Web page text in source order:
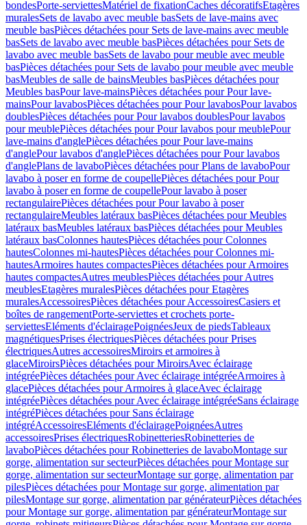
bondesPorte-serviettesMatériel de fixationCaches décoratifsEtagères
muralesSets de lavabo avec meuble basSets de lave-mains avec
meuble basPièces détachées pour Sets de lave-mains avec meuble
basSets de lavabo avec meuble basPièces détachées pour Sets de
lavabo avec meuble basSets de lavabo pour meuble avec meuble
basPièces détachées pour Sets de lavabo pour meuble avec meuble
basMeubles de salle de bainsMeubles basPièces détachées pour
Meubles basPour lave-mainsPièces détachées pour Pour lave-
mainsPour lavabosPièces détachées pour Pour lavabosPour lavabos
doublesPièces détachées pour Pour lavabos doublesPour lavabos
pour meublePièces détachées pour Pour lavabos pour meublePour
lave-mains d'anglePièces détachées pour Pour lave-mains
d'anglePour lavabos d'anglePièces détachées pour Pour lavabos
d'anglePlans de lavaboPièces détachées pour Plans de lavaboPour
lavabo à poser en forme de coupellePièces détachées pour Pour
lavabo à poser en forme de coupellePour lavabo à poser
rectangulairePièces détachées pour Pour lavabo à poser
rectangulaireMeubles latéraux basPièces détachées pour Meubles
latéraux basMeubles latéraux basPièces détachées pour Meubles
latéraux basColonnes hautesPièces détachées pour Colonnes
hautesColonnes mi-hautesPièces détachées pour Colonnes mi-
hautesArmoires hautes compactesPièces détachées pour Armoires
hautes compactesAutres meublesPièces détachées pour Autres
meublesEtagères muralesPièces détachées pour Etagères
muralesAccessoiresPièces détachées pour AccessoiresCasiers et
boîtes de rangementPorte-serviettes et crochets porte-
serviettesEléments d'éclairagePoignéesJeux de piedsTableaux
magnétiquesPrises électriquesPièces détachées pour Prises
électriquesAutres accessoiresMiroirs et armoires à
glaceMiroirsPièces détachées pour MiroirsAvec éclairage
intégréePièces détachées pour Avec éclairage intégréeArmoires à
glacePièces détachées pour Armoires à glaceAvec éclairage
intégréePièces détachées pour Avec éclairage intégréeSans éclairage
intégréPièces détachées pour Sans éclairage
intégréAccessoiresEléments d'éclairagePoignéesAutres
accessoiresPrises électriquesRobinetteriesRobinetteries de
lavaboPièces détachées pour Robinetteries de lavaboMontage sur
gorge, alimentation sur secteurPièces détachées pour Montage sur
gorge, alimentation sur secteurMontage sur gorge, alimentation par
pilesPièces détachées pour Montage sur gorge, alimentation par
pilesMontage sur gorge, alimentation par générateurPièces détachées
pour Montage sur gorge, alimentation par générateurMontage sur